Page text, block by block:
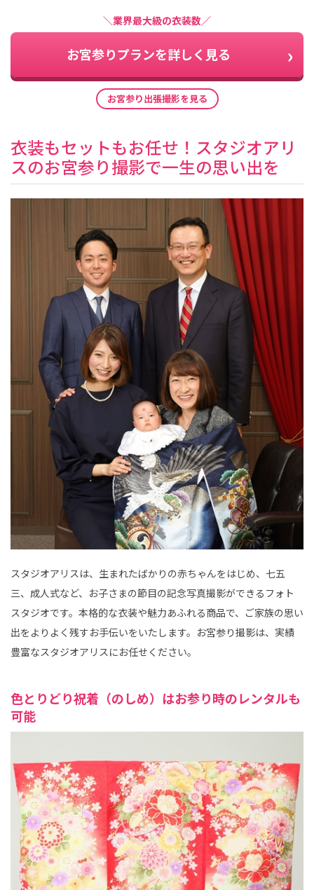
＼業界最大級の衣装数／
お宮参りプランを詳しく見る
お宮参り出張撮影を見る
衣装もセットもお任せ！スタジオアリ
スのお宮参り撮影で一生の思い出を
スタジオアリスは、生まれたばかりの赤ちゃんをはじめ、七五
三、成人式など、お子さまの節目の記念写真撮影ができるフォト
スタジオです。本格的な衣装や魅力あふれる商品で、ご家族の思い
出をよりよく残すお手伝いをいたします。お宮参り撮影は、実績
豊富なスタジオアリスにお任せください。
色とりどり祝着（のしめ）はお参り時のレンタルも
可能